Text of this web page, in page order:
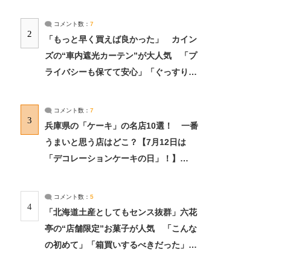
2
コメント数： 7
「もっと早く買えば良かった」 カイン
ズの“車内遮光カーテン”が大人気 「プ
ライバシーも保てて安心」「ぐっすり眠
3
コメント数： 7
兵庫県の「ケーキ」の名店10選！ 一番
うまいと思う店はどこ？【7月12日は
「デコレーションケーキの日」！】
4
コメント数： 5
「北海道土産としてもセンス抜群」六花
亭の“店舗限定”お菓子が人気 「こんな
の初めて」「箱買いするべきだった」